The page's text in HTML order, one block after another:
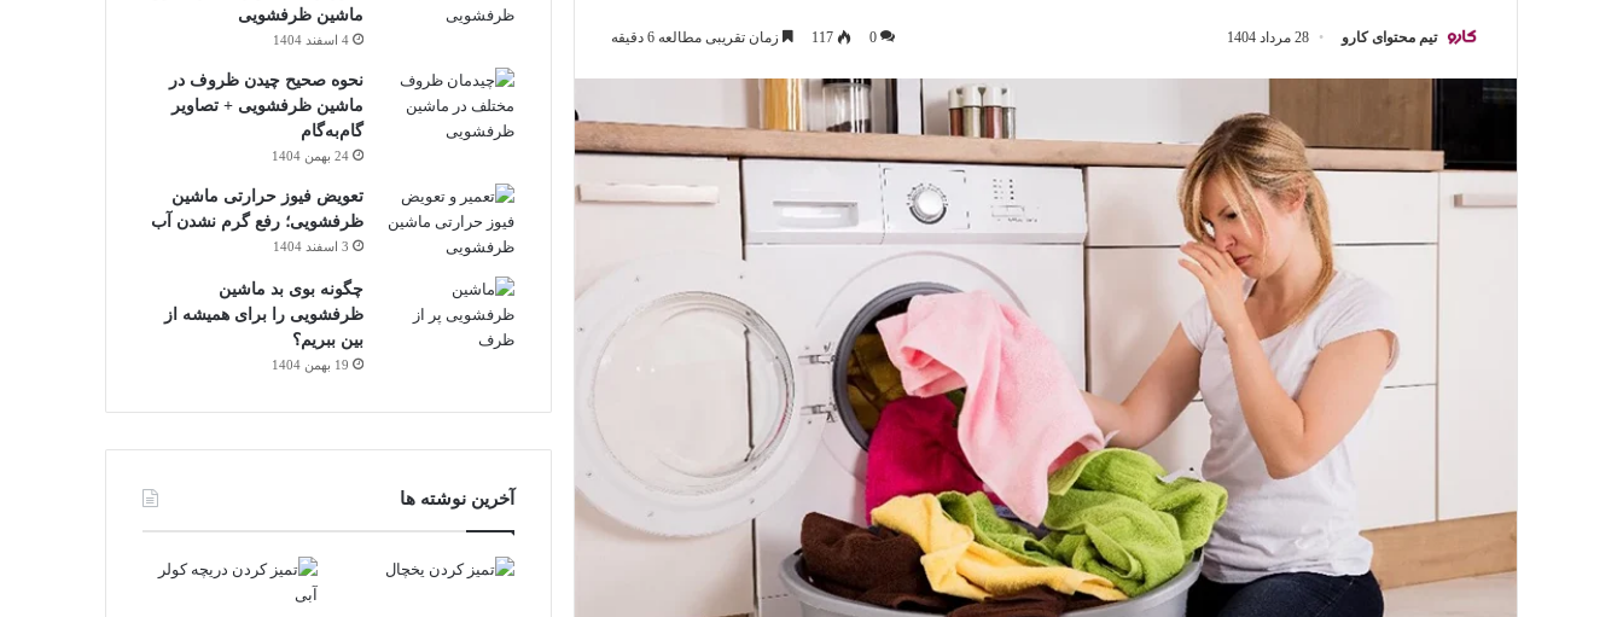
تیم محتوای کارو 28 مرداد 1404 0
117 زمان تقریبی مطالعه 6 دقیقه
ماشین ظرفشویی
4 اسفند 1404
نحوه صحیح چیدن ظروف در
ماشین ظرفشویی + تصاویر
گام‌به‌گام
24 بهمن 1404
تعویض فیوز حرارتی ماشین
ظرفشویی؛ رفع گرم نشدن آب
3 اسفند 1404
چگونه بوی بد ماشین
ظرفشویی را برای همیشه از
بین ببریم؟
19 بهمن 1404
آخرین نوشته ها